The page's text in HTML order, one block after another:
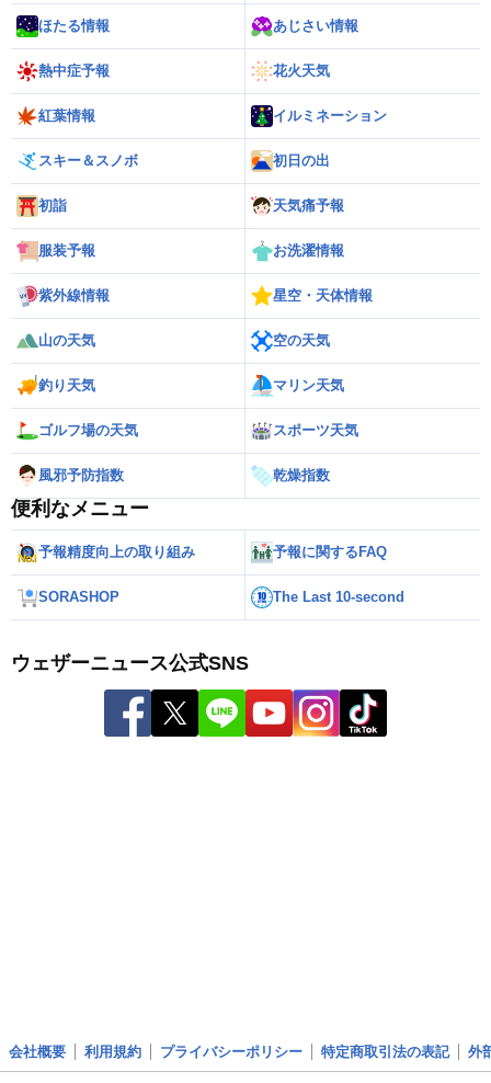
ほたる情報 あじさい情報
熱中症予報 花火天気
紅葉情報 イルミネーション
スキー＆スノボ 初日の出
初詣 天気痛予報
服装予報 お洗濯情報
紫外線情報 星空・天体情報
山の天気 空の天気
釣り天気 マリン天気
ゴルフ場の天気 スポーツ天気
風邪予防指数 乾燥指数
便利なメニュー
予報精度向上の取り組み 予報に関するFAQ
SORASHOP The Last 10-second
ウェザーニュース公式SNS
会社概要 利用規約 プライバシーポリシー 特定商取引法の表記 外